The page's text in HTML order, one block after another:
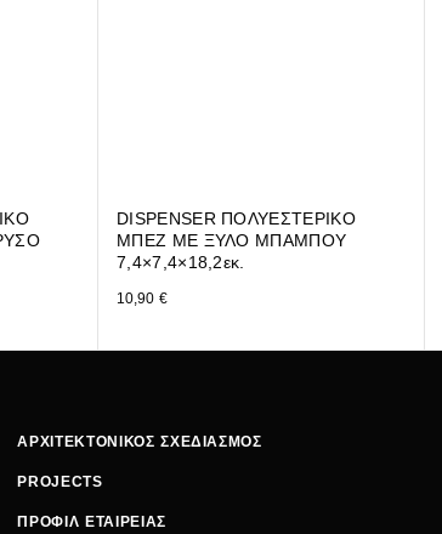
DISPENSER ΠΟΛΥΕΣΤΕΡΙΚΟ
ΜΠΕΖ ΜΕ ΞΥΛΟ ΜΠΑΜΠΟY
7,4×7,4×18,2εκ.
10,90 €
ΑΡΧΙΤΕΚΤΟΝΙΚΟΣ ΣΧΕΔΙΑΣΜΟΣ
PROJECTS
ΠΡΟΦΙΛ ΕΤΑΙΡΕΙΑΣ